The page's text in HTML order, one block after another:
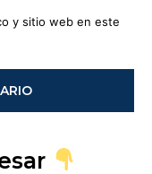
y sitio web en este